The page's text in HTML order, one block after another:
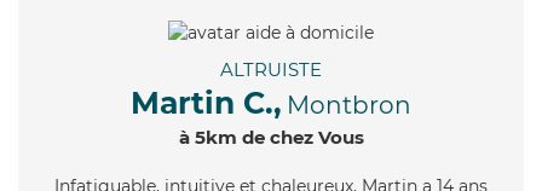
ALTRUISTE
Martin C., Montbron
à 5km de chez Vous
Infatiguable, intuitive et chaleureux, Martin a 14 ans